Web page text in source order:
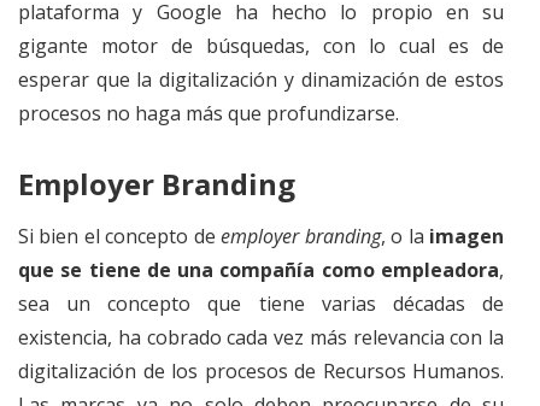
plataforma y Google ha hecho lo propio en su
gigante motor de búsquedas, con lo cual es de
esperar que la digitalización y dinamización de estos
procesos no haga más que profundizarse.
Employer Branding
Si bien el concepto deemployer branding, o la imagen
que se tiene de una compañía como empleadora,
sea un concepto que tiene varias décadas de
existencia, ha cobrado cada vez más relevancia con la
digitalización de los procesos de Recursos Humanos.